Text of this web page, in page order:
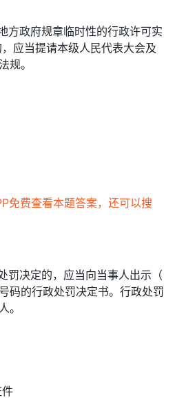
方政府规章临时性的行政许可实
应当提请本级人民代表大会及
规。
免费查看本题答案，还可以搜
罚决定的，应当向当事人出示（
码的行政处罚决定书。行政处罚
。